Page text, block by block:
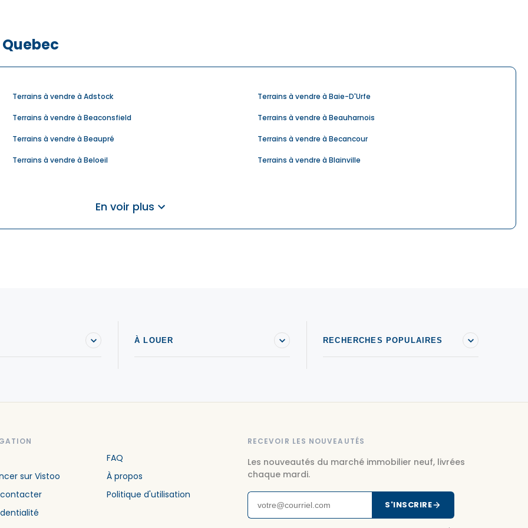
Terrains à vendre à Adstock Terrains à vendre à Baie-D'Urfe
Terrains à vendre à Beaconsfield Terrains à vendre à Beauharnois
Terrains à vendre à Beaupré Terrains à vendre à Becancour
Terrains à vendre à Beloeil Terrains à vendre à Blainville
Terrains à vendre à Bromont
Terrains à vendre à Dollard-des-Ormeaux Terrains à vendre à Donnacona
Terrains à vendre à Drummondville Terrains à vendre à Dunham
Terrains à vendre à Joliette
Terrains à vendre à L'Ancienne-Lorette Terrains à vendre à L'Ange-Gardien
Terrains à vendre à L'Épiphanie Terrains à vendre à L'Île-Perrot
Terrains à vendre à La Pêche
Terrains à vendre à Lachute
En voir plus
À LOUER RECHERCHES POPULAIRES
FAQ
sur Vistoo
À propos
contacter
Politique d'utilisation
RECEVOIR LES NOUVEAUTÉS
Les nouveautés du marché immobilier neuf, livrées
chaque mardi.
S'INSCRIRE